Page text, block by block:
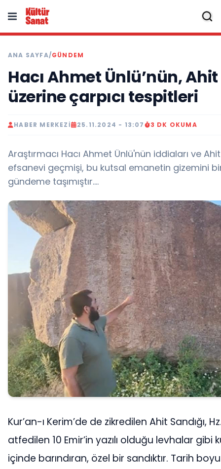
ANA SAYFA/GÜNDEM
Hacı Ahmet Ünlü’nün, Ahit
üzerine çarpıcı tespitleri
HABER MERKEZI 25.11.2024 - 13:07 3 DK OKUMA
Araştırmacı Hacı Ahmet Ünlü'nün iddiaları ve Ahit
efsanevi geçmişi, bu kutsal emanetin gizemini
gündeme taşımıştır....
Kur’an-ı Kerim’de de zikredilen Ahit Sandığı,
atfedilen 10 Emir’in yazılı olduğu levhalar
içinde barındıran, özel bir sandıktır. Tarih